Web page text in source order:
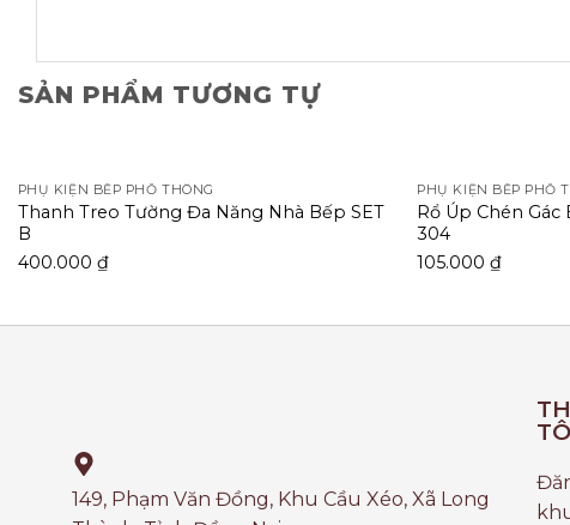
SẢN PHẨM TƯƠNG TỰ
PHỤ KIỆN BẾP PHỔ THÔNG
Thanh Treo Tường Đa Năng Nhà Bếp SET
B
400.000 ₫
PHỤ KIỆN BẾP PHỔ
Rổ Úp Chén
304
105.000₫
149, Phạm Văn Đồng, Khu Cầu Xéo, Xã Long